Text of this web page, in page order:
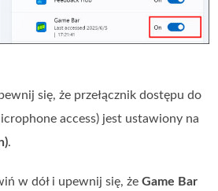
się, że przełącznik dostępu do
access) jest ustawiony na
.
w dół i upewnij się, żeGame Bar